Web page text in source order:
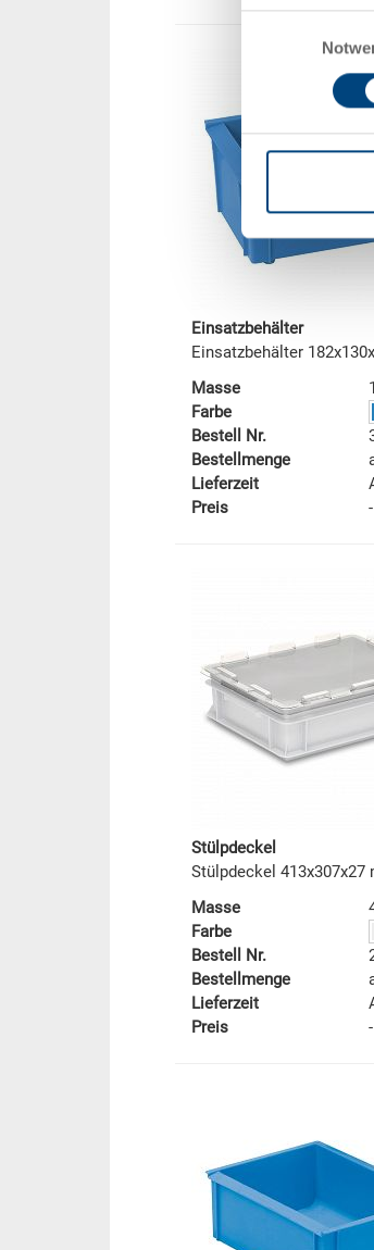
Einsatzbehälter
Einsatzbehälter
Masse
Farbe
Bestell Nr.
Bestellmenge
Lieferzeit
Preis
-
Stülpdeckel
Stülpdeckel 413x307x27
Masse
Farbe
Bestell Nr.
Bestellmenge
Lieferzeit
Preis
-